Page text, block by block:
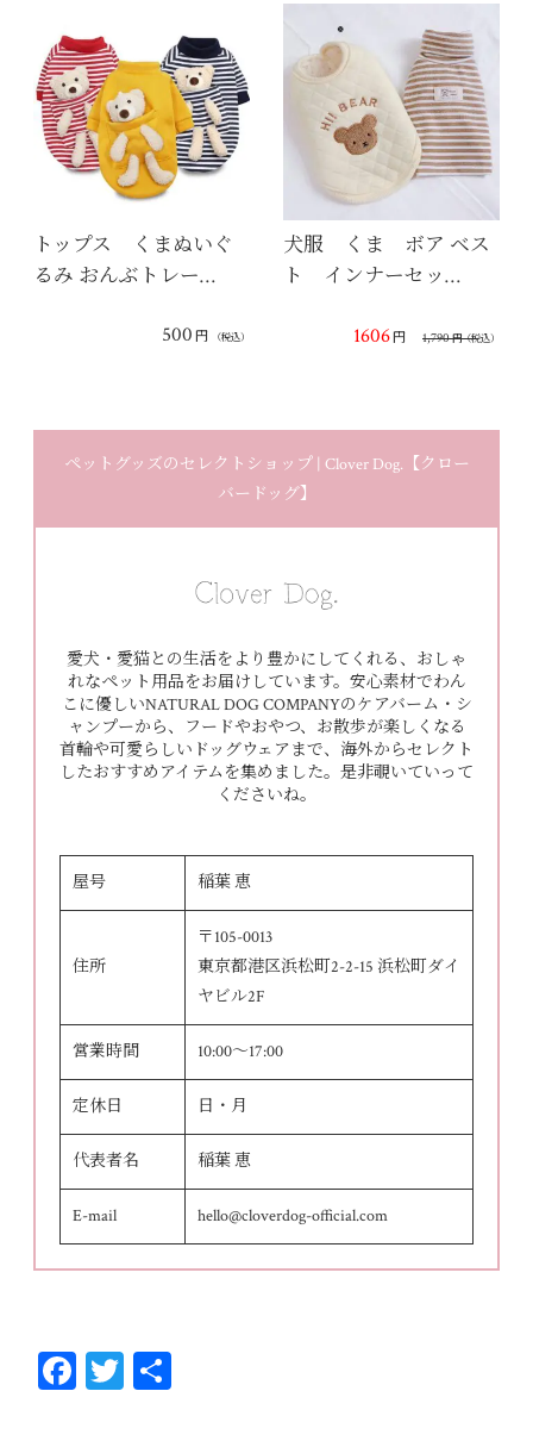
トップス くまぬいぐ
るみ おんぶトレー…
500 円 （税込）
犬服 くま ボア ベス
ト インナーセッ…
1,790円（税込）
1606円
ペットグッズのセレクトショップ | Clover Dog.【クロー
バードッグ】
愛犬・愛猫との生活をより豊かにしてくれる、おしゃ
れなペット用品をお届けしています。安心素材でわん
こに優しいNATURAL DOG COMPANYのケアバーム・シ
ャンプーから、フードやおやつ、お散歩が楽しくなる
首輪や可愛らしいドッグウェアまで、海外からセレクト
したおすすめアイテムを集めました。是非覗いていって
くださいね。
屋号 稲葉 恵
住所
〒105-0013
東京都港区浜松町2-2-15 浜松町ダイ
ヤビル2F
営業時間 10:00～17:00
定休日 日・月
代表者名 稲葉 恵
E-mail hello@cloverdog-official.com
Fa T